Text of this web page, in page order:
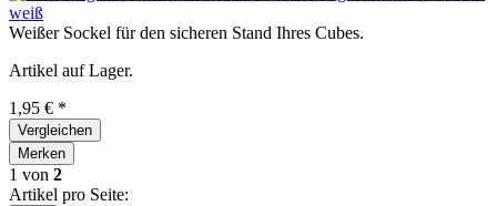
weiß
Weißer Sockel für den sicheren Stand Ihres Cubes.
Artikel auf Lager.
1,95 € *
Vergleichen
Merken
1 von 2
Artikel pro Seite: